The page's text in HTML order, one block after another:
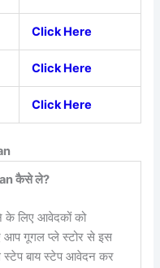
Click Here
Click Here
Click Here
कैसे ले?
के लिए आवेदकों को
आप गूगल प्ले स्टोर से इस
बाय स्टेप आवेदन कर